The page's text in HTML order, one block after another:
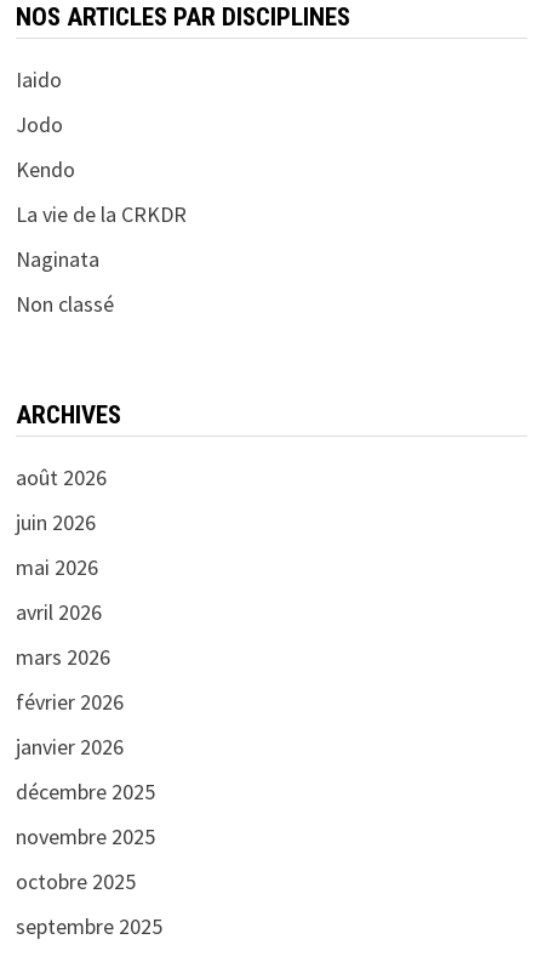
NOS ARTICLES PAR DISCIPLINES
Iaido
Jodo
Kendo
La vie de la CRKDR
Naginata
Non classé
ARCHIVES
août 2026
juin 2026
mai 2026
avril 2026
mars 2026
février 2026
janvier 2026
décembre 2025
novembre 2025
octobre 2025
septembre 2025